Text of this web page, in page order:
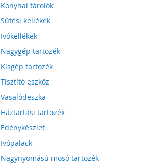
Konyhai tárolók
Sütési kellékek
Ivókellékek
Nagygép tartozék
Kisgép tartozék
Tisztító eszköz
Vasalódeszka
Háztartási tartozék
Edénykészlet
Ivópalack
Nagynyomású mosó tartozék